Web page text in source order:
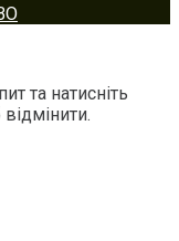
та натисніть